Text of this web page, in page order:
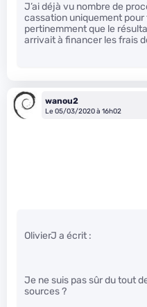
J’ai déjà vu nombre de
cassation uniquement
pertinemment que le
arrivait à financer les frais
wanou2
Le 05/03/2020 à 16h02
OlivierJ a écrit :
Je ne suis pas sûr du tout
sources ?